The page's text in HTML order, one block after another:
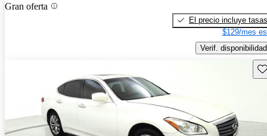
Gran oferta
El precio incluye tasas
$129/mes
Verif. disponibilidad